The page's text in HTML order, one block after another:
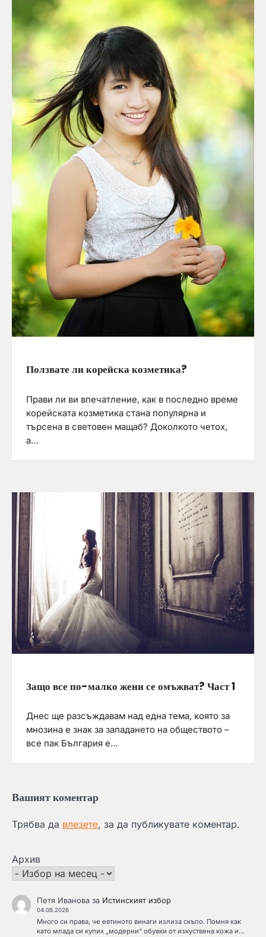
Ползвате ли корейска козметика?
Прави ли ви впечатление, как в последно време
корейската козметика стана популярна и
търсена в световен мащаб? Доколкото четох,
а…
Защо все по-малко жени се омъжват? Част 1
Днес ще разсъждавам над една тема, която за
мнозина е знак за западането на обществото –
все пак България е…
Вашият коментар
Трябва да влезете, за да публикувате коментар.
Архив
Петя Ивановаза Истинският избор
04.08.2026
Много си права, че евтиното винаги излиза скъпо. Помня как
като млада си купих „модерни“ обувки от изкуствена кожа и…